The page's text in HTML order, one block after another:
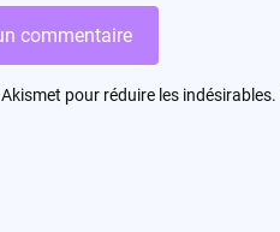
pour réduire les indésirables.